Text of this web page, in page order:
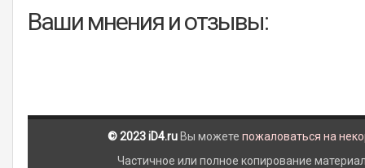
Ваши мнения и отзывы:
© 2023 iD4.ru Вы можете пожаловаться на
Частичное или полное копирование